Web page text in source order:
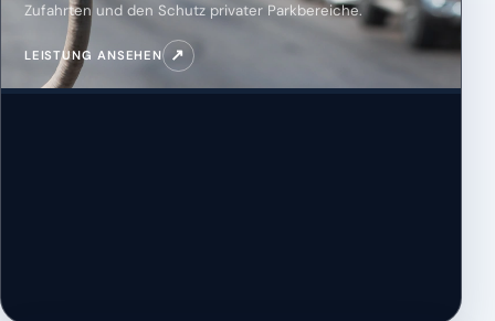
Zufahrten und den Schutz privater Parkbereiche.
LEISTUNG ANSEHEN ↗